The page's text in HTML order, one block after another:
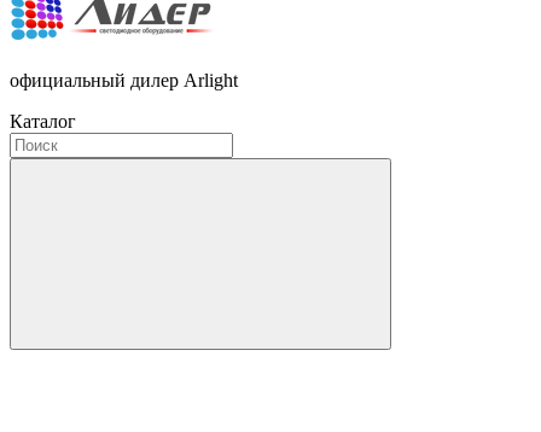
официальный дилер Arlight
Каталог